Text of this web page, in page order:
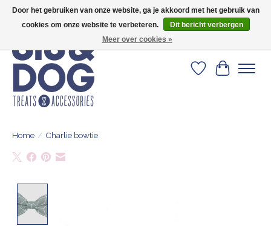
Verlanglijst
Home / Charlie bowtie
Door het gebruiken van onze website, ga je akkoord met het gebruik van
cookies om onze website te verbeteren.
Dit bericht verbergen
Meer over cookies »
Geef je hond het kleedje waar 500+ baasjes fan van zijn!